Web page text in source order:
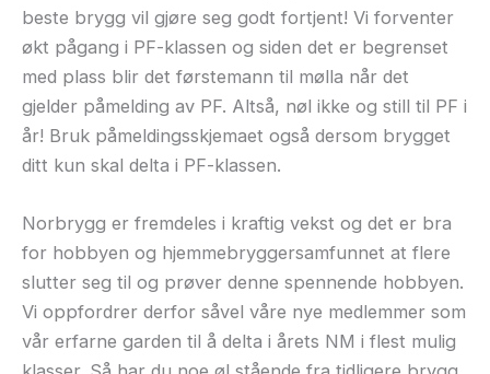
beste brygg vil gjøre seg godt fortjent! Vi forventer
økt pågang i PF-klassen og siden det er begrenset
med plass blir det førstemann til mølla når det
gjelder påmelding av PF. Altså, nøl ikke og still til PF i
år! Bruk påmeldingsskjemaet også dersom brygget
ditt kun skal delta i PF-klassen.
Norbrygg er fremdeles i kraftig vekst og det er bra
for hobbyen og hjemmebryggersamfunnet at flere
slutter seg til og prøver denne spennende hobbyen.
Vi oppfordrer derfor såvel våre nye medlemmer som
vår erfarne garden til å delta i årets NM i flest mulig